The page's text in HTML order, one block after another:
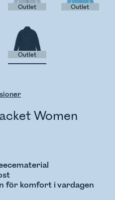
Women
för komfort i vardagen
Outlet Outlet
Outlet